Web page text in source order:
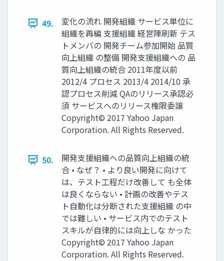
49.
変化の流れ 開発組織 サービス単位に
組織を再編 支援組織 経営陣刷新 テス
トメンバの 開発チーム参加開始 品質
向上組織 の整備 開発支援組織への 品
質向上組織の統合 2011年度以前
2012/4 プロセス 2013/4 2014/10 承
認プロセス削減 QAのリリース承認必
須 サービスへのリリース権限委譲
Copyright© 2017 Yahoo Japan
Corporation. All Rights Reserved.
50.
開発支援組織への品質向上組織の統
合 • なぜ？ • より良い開発に向けて
は、テスト工程だけ改善して も全体
は良くならない • 計画の改善やテス
ト自動化は分断された支援組織 の中
では難しい • サービス内でのテスト
スキルが自律的には向上しな かった
Copyright© 2017 Yahoo Japan
Corporation. All Rights Reserved.